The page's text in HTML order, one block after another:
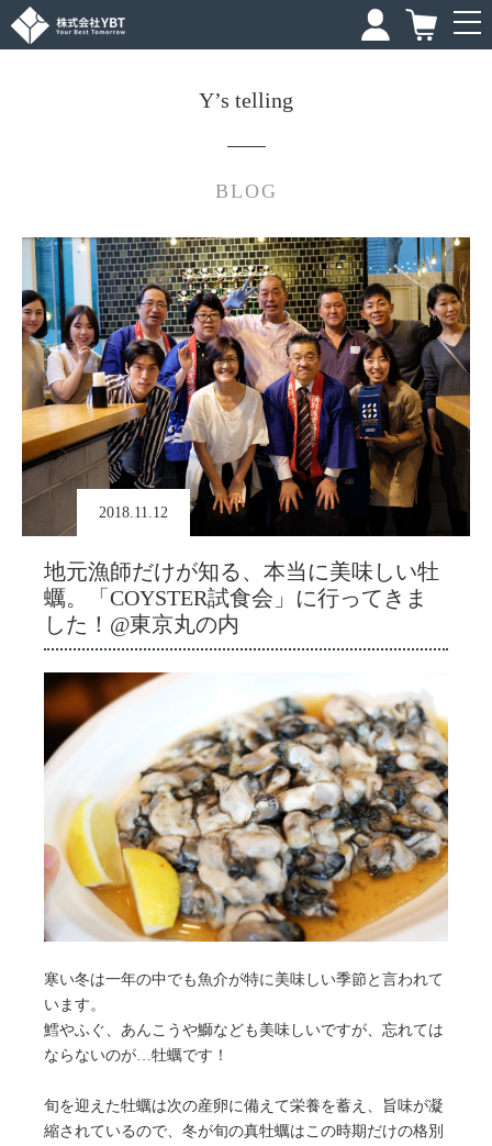
Y’s telling
BLOG
2018.11.12
地元漁師だけが知る、本当に美味しい牡
蠣。「COYSTER試食会」に行ってきま
した！@東京丸の内
寒い冬は一年の中でも魚介が特に美味しい季節と言われて
います。
鱈やふぐ、あんこうや鰤なども美味しいですが、忘れては
ならないのが…牡蠣です！
旬を迎えた牡蠣は次の産卵に備えて栄養を蓄え、旨味が凝
縮されているので、冬が旬の真牡蠣はこの時期だけの格別